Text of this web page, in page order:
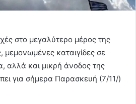
στο μεγαλύτερο μέρος της
μεμονωμένες καταιγίδες σε
αλλά και μικρή άνοδος της
για σήμερα Παρασκευή (7/11/)